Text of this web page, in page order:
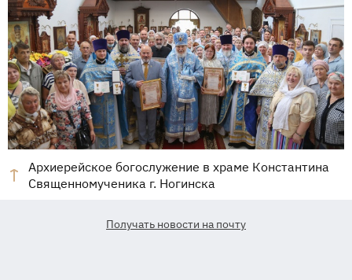
Архиерейское богослужение в храме Константина
Священномученика г. Ногинска
Получать новости на почту